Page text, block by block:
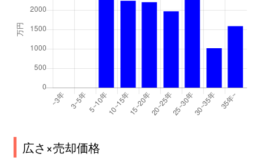
広さ×売却価格